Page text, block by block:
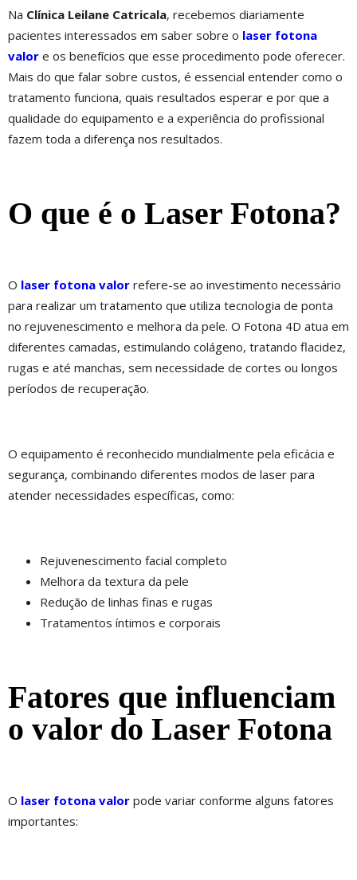
Na Clínica Leilane Catricala, recebemos diariamente
pacientes interessados em saber sobre o laser fotona
valor e os benefícios que esse procedimento pode oferecer.
Mais do que falar sobre custos, é essencial entender como o
tratamento funciona, quais resultados esperar e por que a
qualidade do equipamento e a experiência do profissional
fazem toda a diferença nos resultados.
O que é o Laser Fotona?
O laser fotona valor refere-se ao investimento necessário
para realizar um tratamento que utiliza tecnologia de ponta
no rejuvenescimento e melhora da pele. O Fotona 4D atua em
diferentes camadas, estimulando colágeno, tratando flacidez,
rugas e até manchas, sem necessidade de cortes ou longos
períodos de recuperação.
O equipamento é reconhecido mundialmente pela eficácia e
segurança, combinando diferentes modos de laser para
atender necessidades específicas, como:
Rejuvenescimento facial completo
Melhora da textura da pele
Redução de linhas finas e rugas
Tratamentos íntimos e corporais
Fatores que influenciam
o valor do Laser Fotona
O laser fotona valor pode variar conforme alguns fatores
importantes: